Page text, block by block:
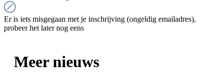
Er is iets misgegaan met je inschrijving (ongeldig emailadres),
probeer het later nog eens
Meer nieuws